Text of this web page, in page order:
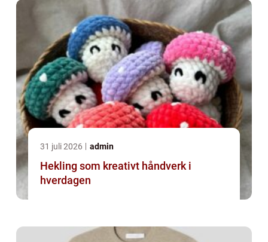
31 juli 2026 admin
Hekling som kreativt håndverk i
hverdagen